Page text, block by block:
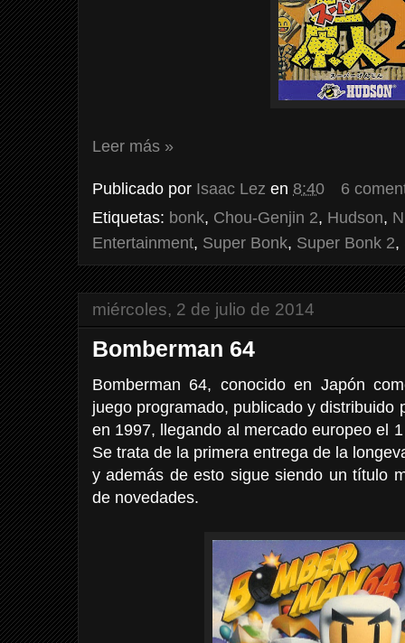
Leer más »
Publicado por Isaac Lez en 8:40
6
Etiquetas: bonk, Chou-Genjin 2, Hudson,
Entertainment, Super Bonk, Super Bonk 2,
miércoles, 2 de julio de 2014
Bomberman 64
Bomberman 64, conocido en Japón
juego programado, publicado y distribuido
en 1997, llegando al mercado europeo el
Se trata de la primera entrega de la
y además de esto sigue siendo un título
de novedades.